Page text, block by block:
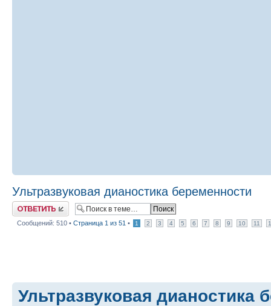
Ультразвуковая дианостика беременности
Ответить
Сообщений: 510 • Страница 1 из 51 • 1 2 3 4 5 6 7 8 9 10 11
Ультразвуковая дианостика